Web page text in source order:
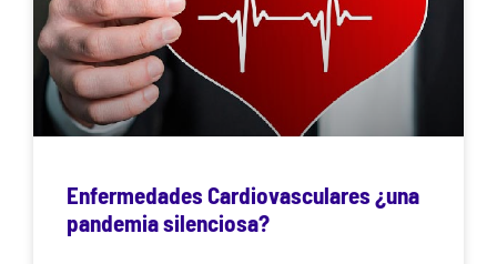
Enfermedades Cardiovasculares ¿una
pandemia silenciosa?